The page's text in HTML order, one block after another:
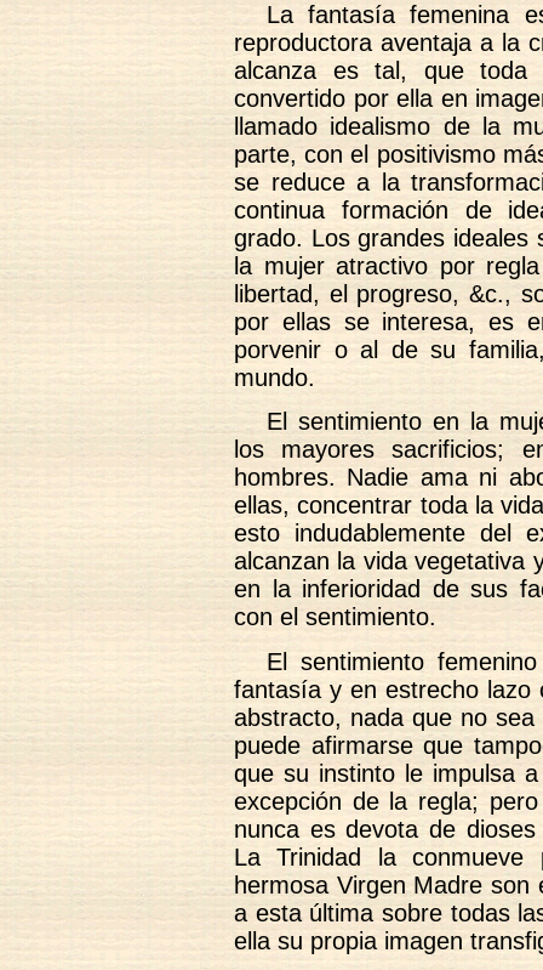
La fantasía femenina
reproductora aventaja a la
alcanza es tal, que toda
convertido por ella en
llamado idealismo de la
parte, con el positivismo
se reduce a la
continua formación de
grado. Los grandes ideales
la mujer atractivo por
libertad, el progreso, &c.,
por ellas se interesa, es
porvenir o al de su
mundo.
El sentimiento en la
los mayores sacrificios;
hombres. Nadie ama ni
ellas, concentrar toda la
esto indudablemente del
alcanzan la vida vegetativa
en la inferioridad de sus
con el sentimiento.
El sentimiento
fantasía y en estrecho lazo
abstracto, nada que no
puede afirmarse que
que su instinto le impulsa
excepción de la regla;
nunca es devota de
La Trinidad la
hermosa Virgen Madre
a esta última sobre todas
ella su propia imagen